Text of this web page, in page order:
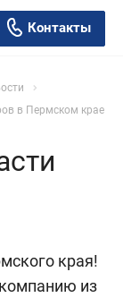
Контакты
в Пермском крае
края!
из